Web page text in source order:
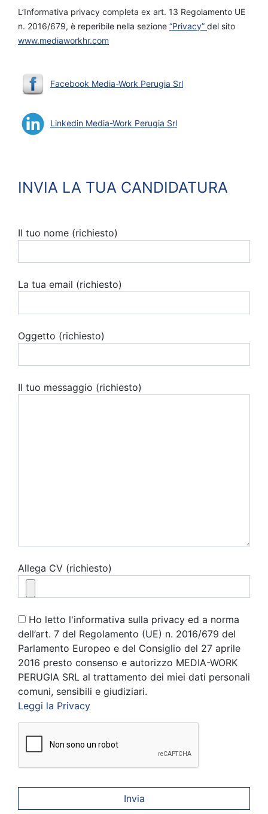
L’Informativa privacy completa ex art. 13 Regolamento UE
n. 2016/679, è reperibile nella sezione “Privacy” del sito
www.mediaworkhr.com
Facebook Media-Work Perugia Srl
Linkedin Media-Work Perugia Srl
INVIA LA TUA CANDIDATURA
Il tuo nome (richiesto)
La tua email (richiesto)
Oggetto (richiesto)
Il tuo messaggio (richiesto)
Allega CV (richiesto)
Ho letto l'informativa sulla privacy ed a norma
dell’art. 7 del Regolamento (UE) n. 2016/679 del
Parlamento Europeo e del Consiglio del 27 aprile
2016 presto consenso e autorizzo MEDIA-WORK
PERUGIA SRL al trattamento dei miei dati personali
comuni, sensibili e giudiziari.
Leggi la Privacy